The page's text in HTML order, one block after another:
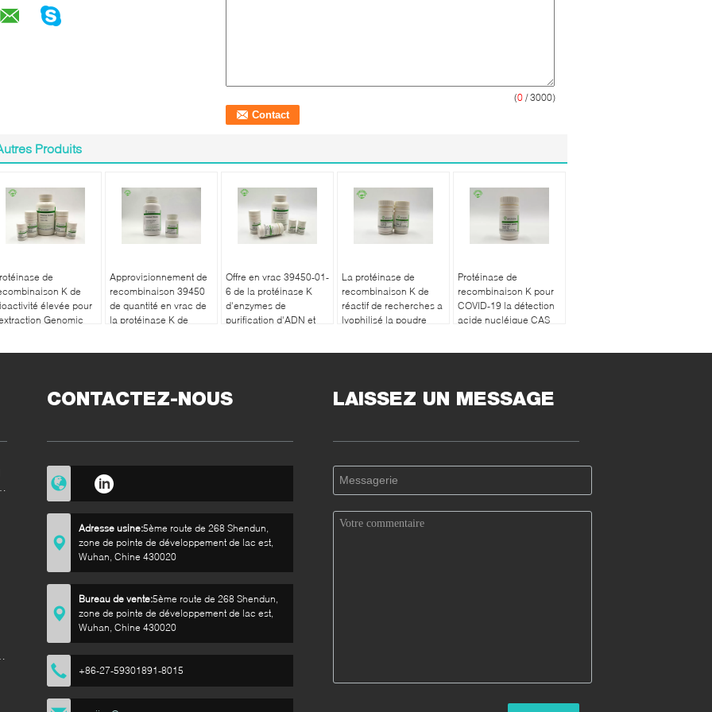
(0 / 3000)
Produits
de
K de
élevée pour
Genomic
Approvisionnement de
recombinaison 39450
de quantité en vrac de
la protéinase K de
Offre en vrac 39450-01-
6 de la protéinase K
d'enzymes de
purification d'ADN et
La protéinase de
recombinaison K de
réactif de recherches a
lyophilisé la poudre
Protéinase de
recombinaison K pour
COVID-19 la détection
acide nucléique CAS
CONTACTEZ-NOUS
Adresse usine:5ème route de 268 Shendun,
zone de pointe de développement de lac est,
Wuhan, Chine 430020
Bureau de vente:5ème route de 268 Shendun,
zone de pointe de développement de lac est,
Wuhan, Chine 430020
+86-27-59301891-8015
LAISSEZ UN MESSAGE